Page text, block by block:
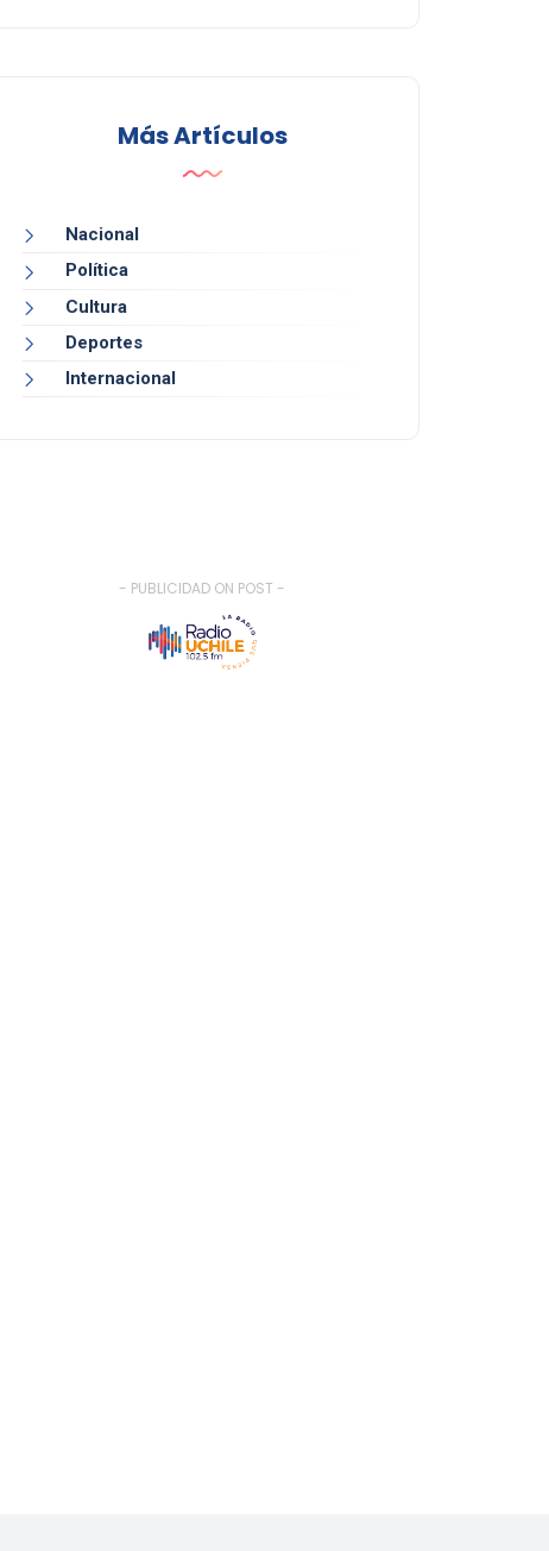
Más Artículos
Nacional
Política
Cultura
Deportes
Internacional
- PUBLICIDAD ON POST -